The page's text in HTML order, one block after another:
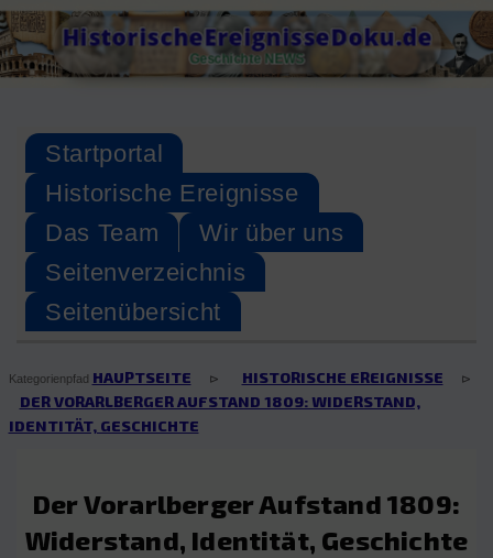
Skip
to
content
HistorischeEreignisseDoku.de
Geschichte NEWS
Startportal
Historische Ereignisse
Das Team
Wir über uns
Seitenverzeichnis
Seitenübersicht
Kategorienpfad HAUPTSEITE ⊳ HISTORISCHE EREIGNISSE ⊳
DER VORARLBERGER AUFSTAND 1809: WIDERSTAND,
IDENTITÄT, GESCHICHTE
Der Vorarlberger Aufstand 1809:
Widerstand, Identität, Geschichte